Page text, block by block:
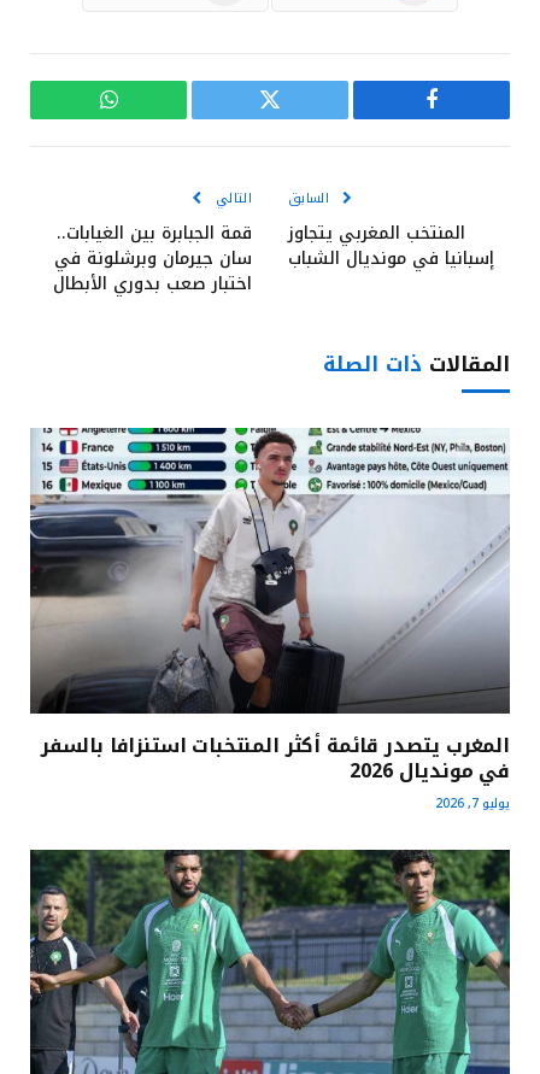
فيسبوك تويتر واتساب
السابق
المنتخب المغربي يتجاوز
إسبانيا في مونديال الشباب
التالي
قمة الجبابرة بين الغيابات..
سان جيرمان وبرشلونة في
اختبار صعب بدوري الأبطال
المقالات ذات الصلة
المغرب يتصدر قائمة أكثر المنتخبات استنزافا بالسفر
في مونديال 2026
يوليو 7, 2026